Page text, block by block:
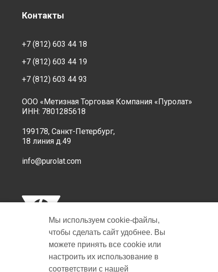
Контакты
+7 (812) 603 44 18
+7 (812) 603 44 19
+7 (812) 603 44 93
ООО «Метизная Торговая Компания «Пуролат»
ИНН: 7801285618
199178, Санкт-Петербург,
18 линия д.49
info@purolat.com
Copyright © 2001-2026 Пуролат.
Мы используем cookie‑файлы,
чтобы сделать сайт удобнее. Вы
можете принять все cookie или
настроить их использование в
соответствии с нашей